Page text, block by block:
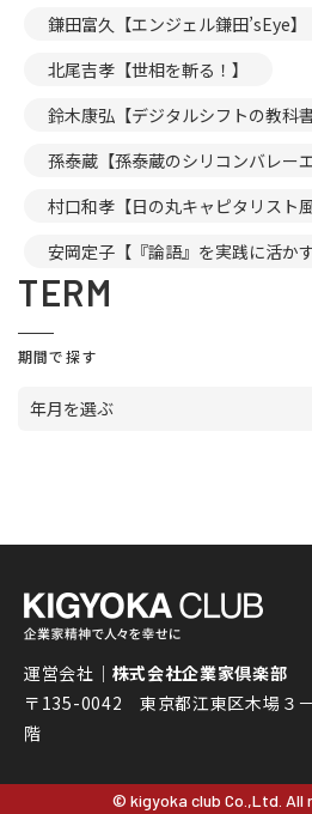
鎌田富久【エンジェル鎌田’sEye】
北尾吉孝【世相を斬る！】
鈴木康弘【デジタルシフトの教科書
孫泰蔵【孫泰蔵のシリコンバレー
村口和孝【日の丸キャピタリスト風
安岡定子【『論語』を実践に活かす
TERM
期間で探す
年月を選ぶ
運営会社｜ 株式会社企業家倶楽部
〒135-0042 東京都江東区木場３
階
© kigyoka club Co.,Ltd. All